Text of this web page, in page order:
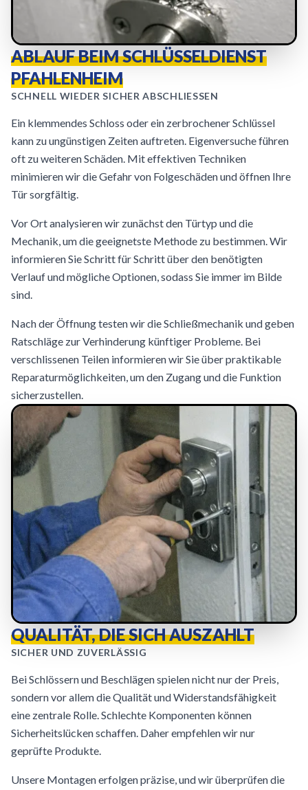
ABLAUF BEIM SCHLÜSSELDIENST
PFAHLENHEIM
SCHNELL WIEDER SICHER ABSCHLIESSEN
Ein klemmendes Schloss oder ein zerbrochener Schlüssel
kann zu ungünstigen Zeiten auftreten. Eigenversuche führen
oft zu weiteren Schäden. Mit effektiven Techniken
minimieren wir die Gefahr von Folgeschäden und öffnen Ihre
Tür sorgfältig.
Vor Ort analysieren wir zunächst den Türtyp und die
Mechanik, um die geeignetste Methode zu bestimmen. Wir
informieren Sie Schritt für Schritt über den benötigten
Verlauf und mögliche Optionen, sodass Sie immer im Bilde
sind.
Nach der Öffnung testen wir die Schließmechanik und geben
Ratschläge zur Verhinderung künftiger Probleme. Bei
verschlissenen Teilen informieren wir Sie über praktikable
Reparaturmöglichkeiten, um den Zugang und die Funktion
sicherzustellen.
QUALITÄT, DIE SICH AUSZAHLT
SICHER UND ZUVERLÄSSIG
Bei Schlössern und Beschlägen spielen nicht nur der Preis,
sondern vor allem die Qualität und Widerstandsfähigkeit
eine zentrale Rolle. Schlechte Komponenten können
Sicherheitslücken schaffen. Daher empfehlen wir nur
geprüfte Produkte.
Unsere Montagen erfolgen präzise, und wir überprüfen die